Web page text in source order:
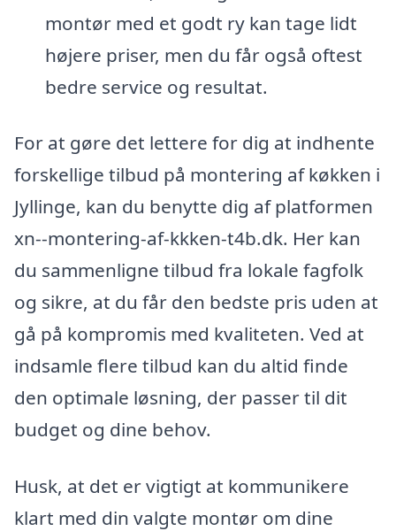
montør med et godt ry kan tage lidt
højere priser, men du får også oftest
bedre service og resultat.
For at gøre det lettere for dig at indhente
forskellige tilbud på montering af køkken i
Jyllinge, kan du benytte dig af platformen
xn--montering-af-kkken-t4b.dk. Her kan
du sammenligne tilbud fra lokale fagfolk
og sikre, at du får den bedste pris uden at
gå på kompromis med kvaliteten. Ved at
indsamle flere tilbud kan du altid finde
den optimale løsning, der passer til dit
budget og dine behov.
Husk, at det er vigtigt at kommunikere
klart med din valgte montør om dine